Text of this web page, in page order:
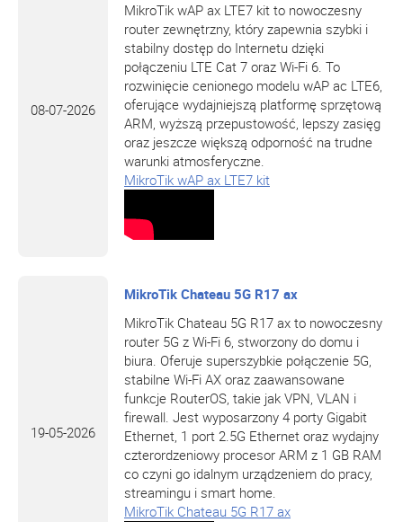
08-07-2026
MikroTik wAP ax LTE7 kit to nowoczesny
router zewnętrzny, który zapewnia szybki i
stabilny dostęp do Internetu dzięki
połączeniu LTE Cat 7 oraz Wi-Fi 6. To
rozwinięcie cenionego modelu wAP ac LTE6,
oferujące wydajniejszą platformę sprzętową
ARM, wyższą przepustowość, lepszy zasięg
oraz jeszcze większą odporność na trudne
warunki atmosferyczne.
MikroTik wAP ax LTE7 kit
19-05-2026
MikroTik Chateau 5G R17 ax
MikroTik Chateau 5G R17 ax to nowoczesny
router 5G z Wi-Fi 6, stworzony do domu i
biura. Oferuje superszybkie połączenie 5G,
stabilne Wi-Fi AX oraz zaawansowane
funkcje RouterOS, takie jak VPN, VLAN i
firewall. Jest wyposarzony 4 porty Gigabit
Ethernet, 1 port 2.5G Ethernet oraz wydajny
czterordzeniowy procesor ARM z 1 GB RAM
co czyni go idalnym urządzeniem do pracy,
streamingu i smart home.
MikroTik Chateau 5G R17 ax